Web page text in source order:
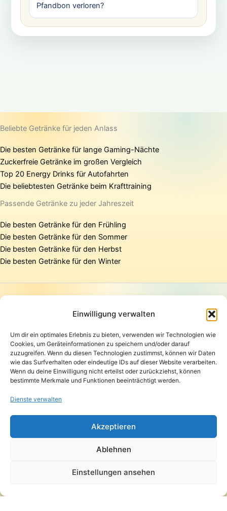
Einwilligung verwalten
Um dir ein optimales Erlebnis zu bieten, verwenden wir Technologien wie
Cookies, um Geräteinformationen zu speichern und/oder darauf
zuzugreifen. Wenn du diesen Technologien zustimmst, können wir Daten
wie das Surfverhalten oder eindeutige IDs auf dieser Website verarbeiten.
Wenn du deine Einwilligung nicht erteilst oder zurückziehst, können
bestimmte Merkmale und Funktionen beeinträchtigt werden.
Dienste verwalten
Akzeptieren
Ablehnen
Einstellungen ansehen
Pfandbon verloren?
Beliebte Getränke für jeden Anlass
Die besten Getränke für lange Gaming-Nächte
Zuckerfreie Getränke im großen Vergleich
Top 20 Energy Drinks für Autofahrten
Die beliebtesten Getränke beim Krafttraining
Passende Getränke zu jeder Jahreszeit
Die besten Getränke für den Frühling
Die besten Getränke für den Sommer
Die besten Getränke für den Herbst
Die besten Getränke für den Winter
Presse
Datenschutzerklärung
AGB
Widerrufsbelehrung
Versand und Lieferung
Zahlungsarten
Copyright © 2026 Pfandpirat | Präsentiert vonZimmermanns
Internet & PR-Beratung
Instagram